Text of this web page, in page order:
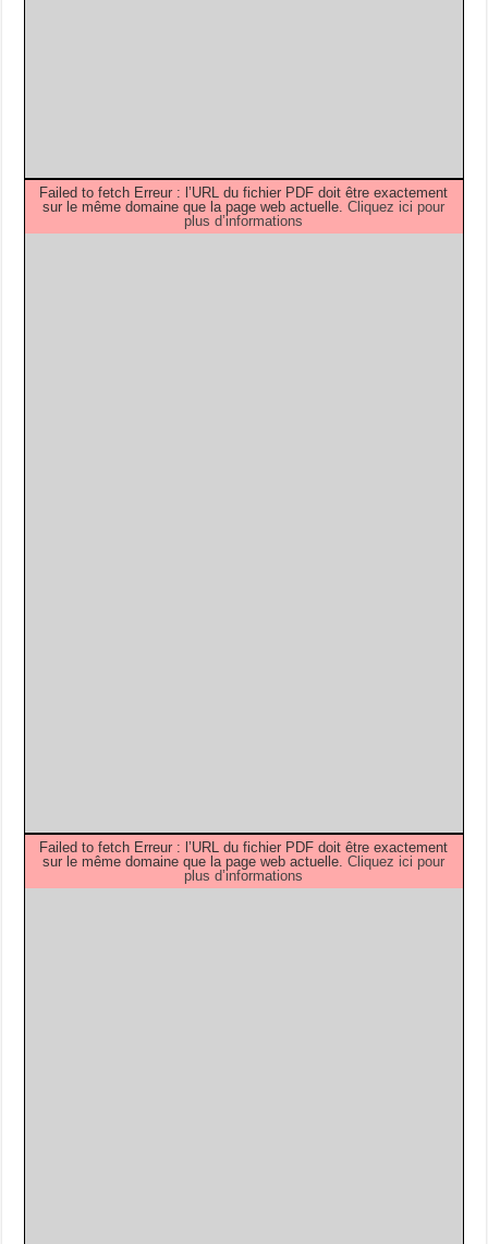
Failed to fetch Erreur : l’URL du fichier PDF doit être exactement
sur le même domaine que la page web actuelle.Cliquez ici pour
plus d’informations
Failed to fetch Erreur : l’URL du fichier PDF doit être exactement
sur le même domaine que la page web actuelle.Cliquez ici pour
plus d’informations